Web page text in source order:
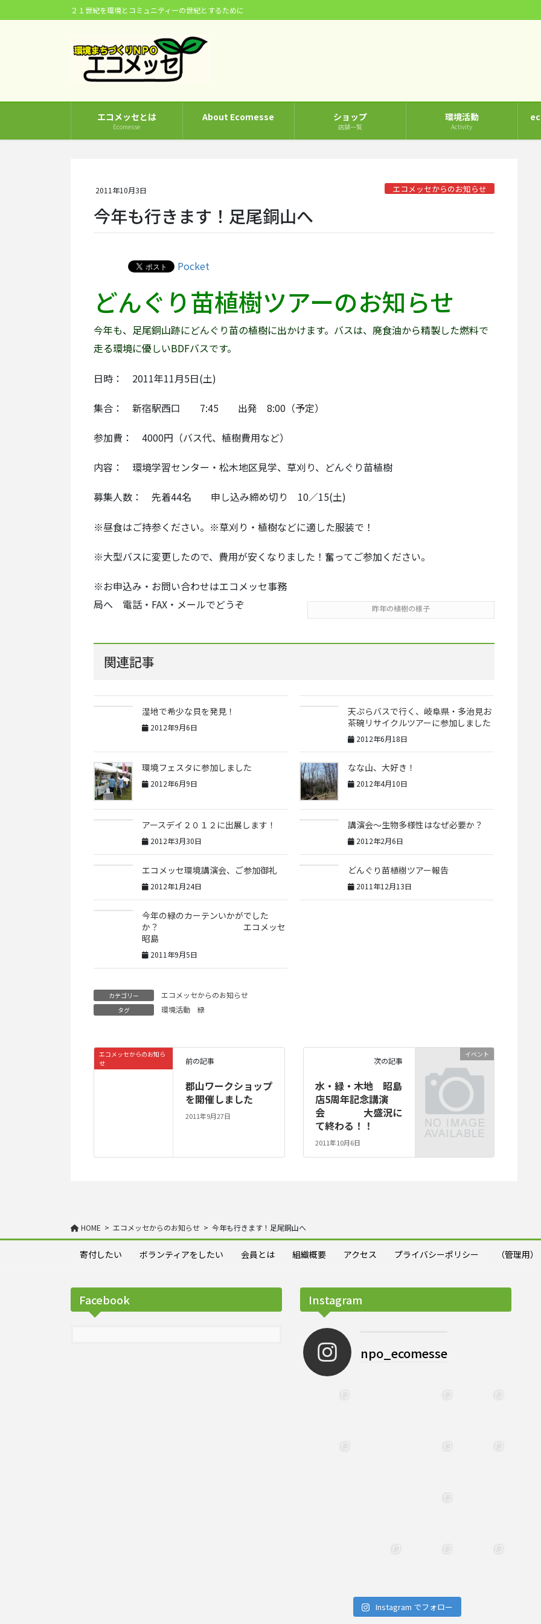
ン
ビ
動
２１世紀を環境とコミュニティーの世紀とするために
エコメッセとは
Ecomesse
About Ecomesse ショップ
店舗一覧
環境活動
Activity
2011年10月3日 エコメッセからのお知らせ
今年も行きます！足尾銅山へ
Pocket
どんぐり苗植樹ツアーのお知らせ
今年も、足尾銅山跡にどんぐり苗の植樹に出かけます。バスは、廃食油から精製した燃料で
走る環境に優しいBDFバスです。
日時： 2011年11月5日(土)
集合： 新宿駅西口 7:45 出発 8:00（予定）
参加費： 4000円（バス代、植樹費用など）
内容： 環境学習センター・松木地区見学、草刈り、どんぐり苗植樹
募集人数： 先着44名 申し込み締め切り 10／15(土)
※昼食はご持参ください。※草刈り・植樹などに適した服装で！
※大型バスに変更したので、費用が安くなりました！奮ってご参加ください。
昨年の植樹の様子
※お申込み・お問い合わせはエコメッセ事務
局へ 電話・FAX・メールでどうぞ
関連記事
湿地で希少な貝を発見！
2012年9月6日
天ぷらバスで行く、岐阜県・多治見お
茶碗リサイクルツアーに参加しました
2012年6月18日
環境フェスタに参加しました
2012年6月9日
なな山、大好き！
2012年4月10日
アースデイ２０１２に出展します！
2012年3月30日
講演会～生物多様性はなぜ必要か？
2012年2月6日
エコメッセ環境講演会、ご参加御礼
2012年1月24日
どんぐり苗植樹ツアー報告
2011年12月13日
今年の緑のカーテンいかがでした
か？ エコメッセ
昭島
2011年9月5日
カテゴリー エコメッセからのお知らせ
タグ 環境活動 緑
エコメッセからのお知ら
せ
前の記事
郡山ワークショップ
を開催しました
2011年9月27日
イベント
次の記事
水・緑・木地 昭島
店5周年記念講演
会 大盛況に
て終わる！！
2011年10月6日
HOME エコメッセからのお知らせ 今年も行きます！足尾銅山へ
寄付したい ボランティアをしたい 会員とは 組織概要 アクセス プライバシーポリシー （管理用）
Facebook Instagram
npo_ecomesse
Instagram でフォロー